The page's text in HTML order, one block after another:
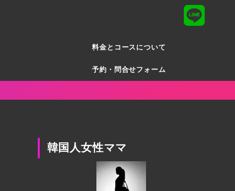
料金とコースについて
予約・問合せフォーム
韓国人女性ママ